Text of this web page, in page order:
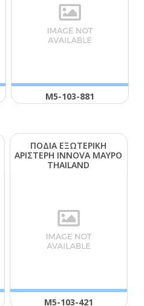
Μ5-103-881
ΠΟΔΙΑ ΕΞΩΤΕΡΙΚΗ
ΑΡΙΣΤΕΡΗ ΙΝΝΟVΑ ΜΑΥΡΟ
ΤΗΑΙLΑΝD
Μ5-103-421